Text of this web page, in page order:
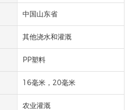
中国山东省
其他浇水和灌溉
PP塑料
16毫米，20毫米
农业灌溉